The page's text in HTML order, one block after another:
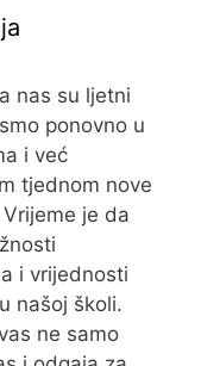
nas su ljetni
ponovno u
i već
tjednom nove
je da
i vrijednosti
našoj školi.
ne samo